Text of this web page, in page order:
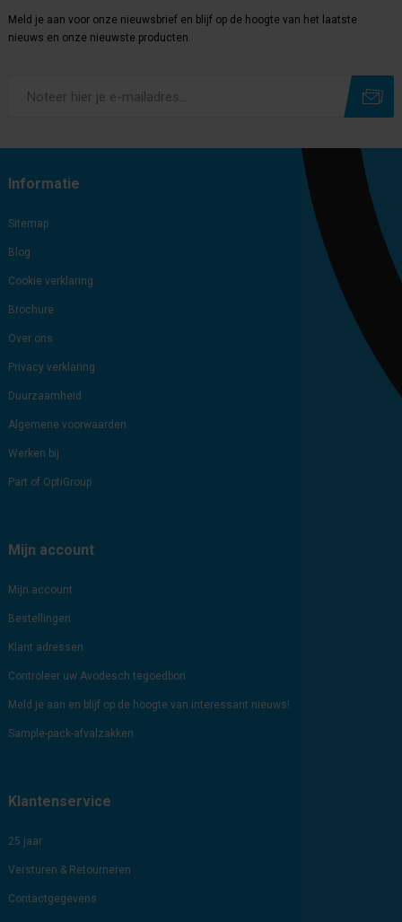
Meld je aan voor onze nieuwsbrief en blijf op de hoogte van het laatste
nieuws en onze nieuwste producten.
Informatie
Sitemap
Blog
Cookie verklaring
Brochure
Over ons
Privacy verklaring
Duurzaamheid
Algemene voorwaarden
Werken bij
Part of OptiGroup
Mijn account
Mijn account
Bestellingen
Klant adressen
Controleer uw Avodesch tegoedbon
Meld je aan en blijf op de hoogte van interessant nieuws!
Sample-pack-afvalzakken
Klantenservice
25 jaar
Versturen & Retourneren
Contactgegevens